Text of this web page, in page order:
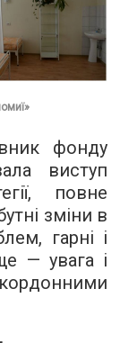
фонду
виступ
повне
зміни в
гарні і
— увага і